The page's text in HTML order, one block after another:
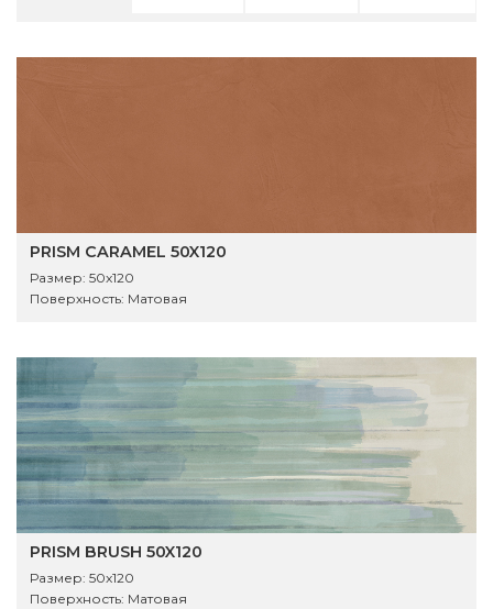
PRISM CARAMEL 50X120
Размер: 50x120
Поверхность: Матовая
PRISM BRUSH 50X120
Размер: 50x120
Поверхность: Матовая